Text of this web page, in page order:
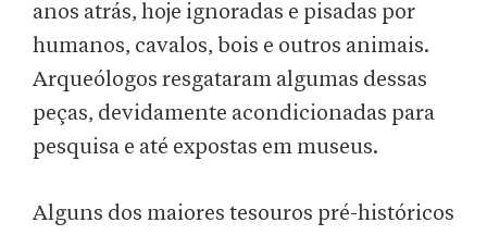
anos atrás, hoje ignoradas e pisadas por
humanos, cavalos, bois e outros animais.
Arqueólogos resgataram algumas dessas
peças, devidamente acondicionadas para
pesquisa e até expostas em museus.
Alguns dos maiores tesouros pré-históricos